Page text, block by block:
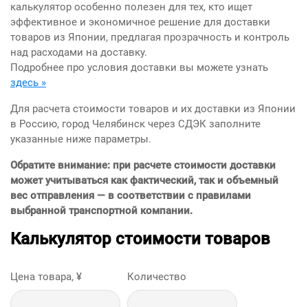
калькулятор особенно полезен для тех, кто ищет
эффективное и экономичное решение для доставки
товаров из Японии, предлагая прозрачность и контроль
над расходами на доставку.
Подробнее про условия доставки вы можете узнать
здесь »
Для расчета стоимости товаров и их доставки из Японии
в Россию, город Челябинск через СДЭК заполните
указанные ниже параметры.
Обратите внимание: при расчете стоимости доставки
может учитываться как фактический, так и объемный
вес отправления — в соответствии с правилами
выбранной транспортной компании.
Калькулятор стоимости товаров
Цена товара, ¥ Количество